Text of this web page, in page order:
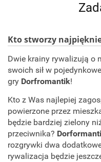
Kto stworzy
Dwie krainy rywalizują o
swoich sił w
gry Dorfromantik!
Kto z Was najlepiej
powierzone przez
będzie bardziej zielony
przeciwnika?
rozgrywki dwa
rywalizacja będzie